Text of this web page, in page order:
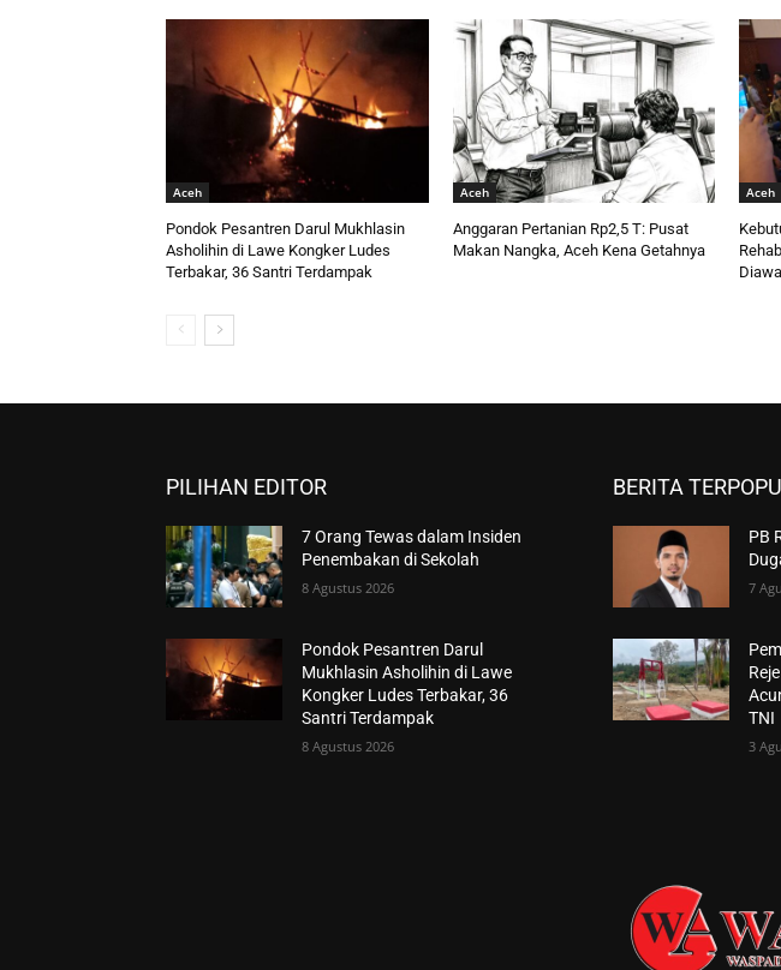
Aceh
Pondok Pesantren Darul Mukhlasin
Asholihin di Lawe Kongker Ludes
Terbakar, 36 Santri Terdampak
Aceh
Anggaran Pertanian Rp2,5 T: Pusat
Makan Nangka, Aceh Kena Getahnya
Aceh
PILIHAN EDITOR
7 Orang Tewas dalam Insiden
Penembakan di Sekolah
8 Agustus 2026
Pondok Pesantren Darul
Mukhlasin Asholihin di Lawe
Kongker Ludes Terbakar, 36
Santri Terdampak
8 Agustus 2026
BERITA
PB
7
TNI
3